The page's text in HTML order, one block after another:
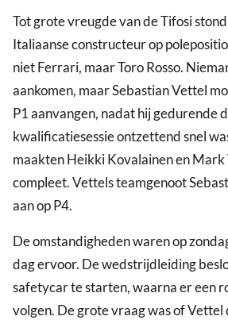
Tot grote vreugde van de Tifosi
Italiaanse constructeur op
niet Ferrari, maar Toro Rosso.
aankomen, maar Sebastian Vettel
P1 aanvangen, nadat hij gedurende
kwalificatiesessie ontzettend snel
maakten Heikki Kovalainen en
compleet. Vettels teamgenoot
aan op P4.
De omstandigheden waren op
dag ervoor. De wedstrijdleiding
safetycar te starten, waarna er een
volgen. De grote vraag was of Vettel